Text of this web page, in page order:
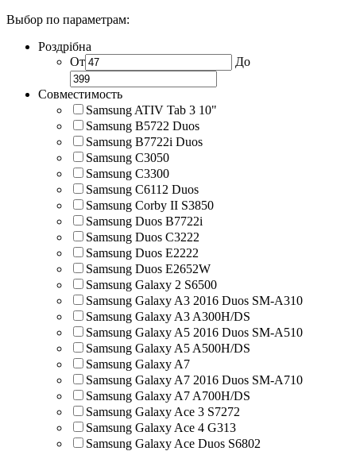
Выбор по параметрам:
Роздрібна
От
До
Совместимость
Samsung ATIV Tab 3 10"
Samsung B5722 Duos
Samsung B7722i Duos
Samsung C3050
Samsung C3300
Samsung C6112 Duos
Samsung Corby II S3850
Samsung Duos B7722i
Samsung Duos C3222
Samsung Duos E2222
Samsung Duos E2652W
Samsung Galaxy 2 S6500
Samsung Galaxy A3 2016 Duos SM-A310
Samsung Galaxy A3 A300H/DS
Samsung Galaxy A5 2016 Duos SM-A510
Samsung Galaxy A5 A500H/DS
Samsung Galaxy A7
Samsung Galaxy A7 2016 Duos SM-A710
Samsung Galaxy A7 A700H/DS
Samsung Galaxy Ace 3 S7272
Samsung Galaxy Ace 4 G313
Samsung Galaxy Ace Duos S6802